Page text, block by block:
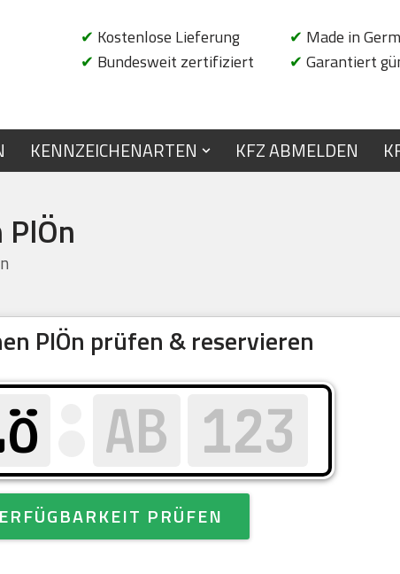
✔ Kostenlose Lieferung
✔ Bundesweit zertifiziert
✔ Made in
✔ Garantiert
KENNZEICHENARTEN KFZ ABMELDEN
PlÖn prüfen & reservieren
PRÜFEN